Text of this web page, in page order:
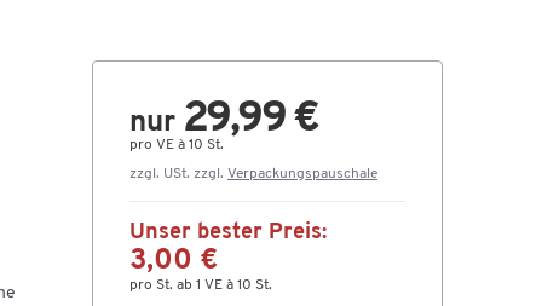
nur 29,99 €
pro VE à 10 St.
zzgl. USt. zzgl. Verpackungspauschale
Unser bester Preis:
3,00 €
pro St. ab 1 VE à 10 St.